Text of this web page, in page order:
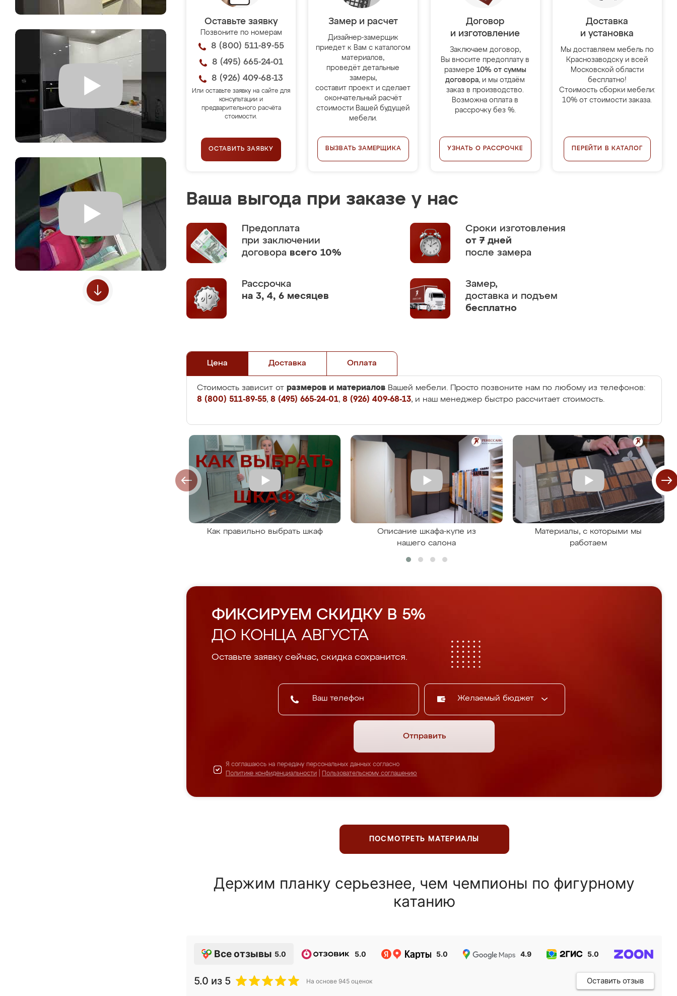
Оставьте заявку
Позвоните по номерам
8 (800) 511-89-55
8 (495) 665-24-01
8 (926) 409-68-13
Или оставьте заявку на сайте для
консультации и
предварительного расчёта
стоимости.
ОСТАВИТЬ ЗАЯВКУ
Замер и расчет
Дизайнер-замерщик
приедет к Вам с каталогом
материалов,
проведёт детальные
замеры,
составит проект и сделает
окончательный расчёт
стоимости Вашей будущей
мебели.
ВЫЗВАТЬ ЗАМЕРЩИКА
Договор
и изготовление
Заключаем договор,
Вы вносите предоплату в
размере 10% от суммы
договора, и мы отдаём
заказ в производство.
Возможна оплата в
рассрочку без %.
УЗНАТЬ О РАССРОЧКЕ
Доставка
и установка
Мы доставляем мебель по
Краснозаводску и всей
Московской области
бесплатно!
Стоимость сборки мебели:
10% от стоимости заказа.
ПЕРЕЙТИ В КАТАЛОГ
Ваша выгода при заказе у нас
Предоплата
при заключении
договора всего 10%
Сроки изготовления
от 7 дней
после замера
Рассрочка
на 3, 4, 6 месяцев
Замер,
доставка и подъем
бесплатно
Цена Доставка Оплата
Стоимость зависит от размеров и материалов Вашей мебели. Просто позвоните нам по любому из телефонов:
8 (800) 511-89-55, 8 (495) 665-24-01, 8 (926) 409-68-13, и наш менеджер быстро рассчитает стоимость.
Как правильно выбрать шкаф
Описание шкафа-купе из
нашего салона
Материалы, с которыми мы
работаем
ФИКСИРУЕМ СКИДКУ В 5%
ДО КОНЦА АВГУСТА
Оставьте заявку сейчас, скидка сохранится.
Желаемый бюджет
Отправить
Я соглашаюсь на передачу персональных данных согласно
Политике конфиденциальности
Пользовательскому соглашению
ПОСМОТРЕТЬ МАТЕРИАЛЫ
Держим планку серьезнее, чем чемпионы по фигурному
катанию
Все отзывы 5.0 5.0 5.0 4.9 5.0
5.0 из 5 На основе 945 оценок Оставить отзыв